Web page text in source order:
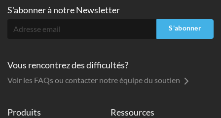
Produits Ressources
S'abonner à notre Newsletter
S'abonner
Vous rencontrez des difficultés?
Voir les FAQs ou contacter notre équipe du soutien